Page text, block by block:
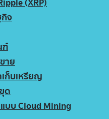
จ
าย
เก็บเหรียญ
ด
บบ Cloud Mining